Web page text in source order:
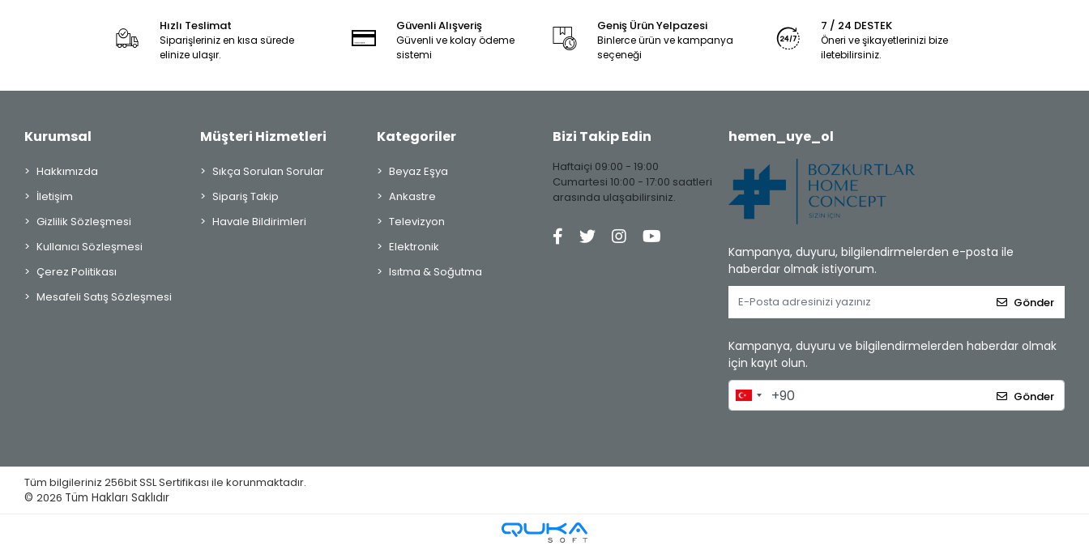
Hızlı Teslimat
Siparişleriniz en kısa sürede
elinize ulaşır.
Güvenli Alışveriş
Güvenli ve kolay ödeme
sistemi
Geniş Ürün Yelpazesi
Binlerce ürün ve kampanya
seçeneği
7 / 24 DESTEK
Öneri ve şikayetlerinizi bize
iletebilirsiniz.
Kurumsal
Hakkımızda
İletişim
Gizlilik Sözleşmesi
Kullanıcı Sözleşmesi
Çerez Politikası
Mesafeli Satış Sözleşmesi
Müşteri Hizmetleri
Sıkça Sorulan Sorular
Sipariş Takip
Havale Bildirimleri
Kategoriler
Beyaz Eşya
Ankastre
Televizyon
Elektronik
Isıtma & Soğutma
Bizi Takip Edin
Haftaiçi 09:00 - 19:00
Cumartesi 10:00 - 17:00 saatleri
arasında ulaşabilirsiniz.
hemen_uye_ol
Kampanya, duyuru, bilgilendirmelerden e-posta ile
haberdar olmak istiyorum.
Gönder
Kampanya, duyuru ve bilgilendirmelerden haberdar olmak
için kayıt olun.
Gönder
Tüm bilgileriniz 256bit SSL Sertifikası ile korunmaktadır.
©2026 Tüm Hakları Saklıdır